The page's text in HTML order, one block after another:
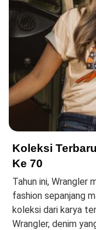
Koleksi
Ke 70
Tahun ini, Wrangler
fashion sepanjang
koleksi dari karya
Wrangler, denim